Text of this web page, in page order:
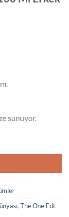
sunuyor.
, The One Edt